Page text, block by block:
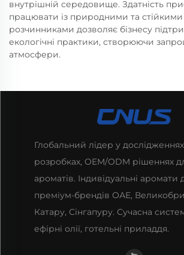
внутрішній середовище. Здатність
працювати із природними та
розчинниками дозволяє бізнесу
екологічні практики, створюючи
атмосфери.
Глобальний лідер у
розробках, OEM/ODM рішеннях
ароматів. Індивідуальні аромати
преміум-брендів ОАЕ,
Катару, Сінгапуру. Сучасна
ефірні олії, готельні приладдя.